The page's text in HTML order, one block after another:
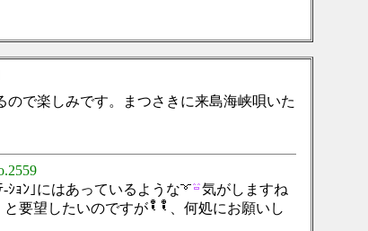
で楽しみです。まつさきに来島海峡唄いた
ｮﾝ｣にはあっているような
気がしますね
要望したいのですが
、何処にお願いし